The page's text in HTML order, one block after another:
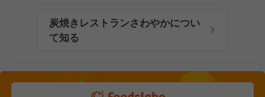
炭焼きレストランさわやかについ
て知る